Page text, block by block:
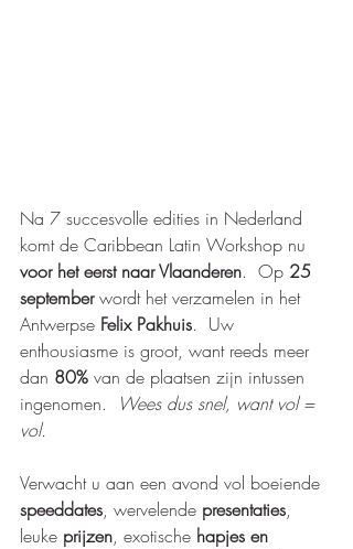
Na 7 succesvolle edities in Nederland
komt de Caribbean Latin Workshop nu
voor het eerst naar Vlaanderen.  Op 25
september wordt het verzamelen in het
Antwerpse Felix Pakhuis.  Uw
enthousiasme is groot, want reeds meer
dan 80% van de plaatsen zijn intussen
ingenomen.
Wees dus snel, want vol =
vol.
Verwacht u aan een avond vol boeiende
speeddates, wervelende presentaties,
leuke prijzen, exotische hapjes en